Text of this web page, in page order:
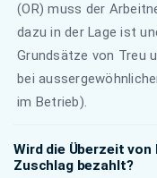
(OR) muss der
dazu in der Lage ist
Grundsätze von Treu
bei
im Betrieb).
Wird die Überzeit
Zuschlag bezahlt?